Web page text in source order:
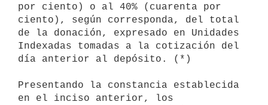
por ciento) o al 40% (cuarenta por
ciento), según corresponda, del total
de la donación, expresado en Unidades
Indexadas tomadas a la cotización del
día anterior al depósito. (*)
Presentando la constancia establecida
en el inciso anterior, los